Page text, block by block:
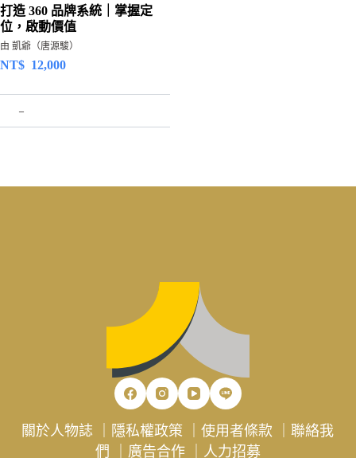
打造 360 品牌系統｜掌握定
位，啟動價值
由 凱爺（唐源駿）
NT$ 12,000
–
關於人物誌 隱私權政策 ｜使用者條款 ｜聯絡我
們
廣告合作｜ 人力招募